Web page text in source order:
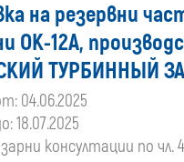
на резервни
ОК-12А,
ТУРБИННЫЙ
04.06.2025
18.07.2025
консултации по чл.